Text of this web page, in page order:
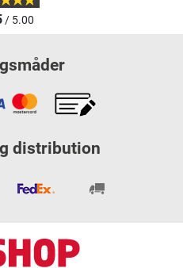
/ 5.00
distribution